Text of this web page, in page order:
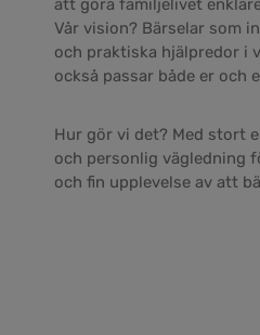
att göra familjelivet
Vår vision? Bärselar som
och praktiska hjälpredor i
också passar både er och
Hur gör vi det? Med stort
och personlig vägledning
och fin upplevelse av att